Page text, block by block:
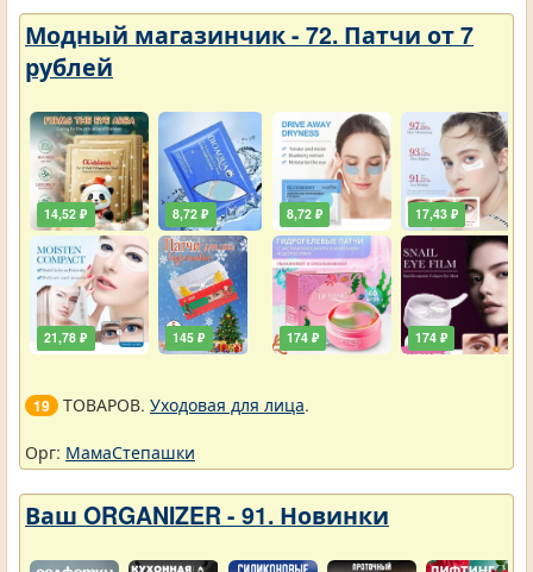
Модный магазинчик - 72. Патчи от 7
рублей
14,52 ₽
21,78 ₽
8,72 ₽
145 ₽
8,72 ₽
174 ₽
17,43 ₽
174 ₽
19 ТОВАРОВ. Уходовая для лица.
Орг: МамаСтепашки
Ваш ORGANIZER - 91. Новинки